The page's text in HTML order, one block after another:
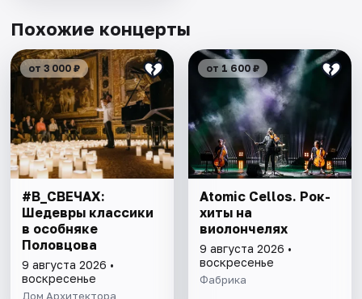
Похожие концерты
от 3 000 ₽
#В_СВЕЧАХ:
Шедевры классики
в особняке
Половцова
9 августа 2026 •
воскресенье
Дом Архитектора
от 1 600 ₽
Atomic Cellos. Рок-
хиты на
виолончелях
9 августа 2026 •
воскресенье
Фабрика